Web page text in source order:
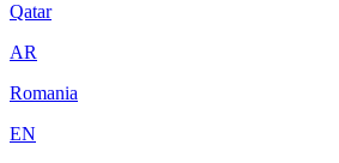
Qatar
AR
Romania
EN